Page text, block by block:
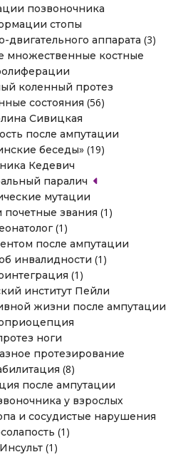
позвоночника
стопы
аппарата (3)
множественные костные
коленный протез
состояния (56)
Сивицкая
после ампутации
беседы»(19)
Кедевич
паралич
мутации
почетные звания (1)
(1)
после ампутации
инвалидности (1)
(1)
институт Пейли
жизни после ампутации
ноги
протезирование
(8)
после ампутации
у взрослых
и сосудистые нарушения
(1)
Инсульт (1)